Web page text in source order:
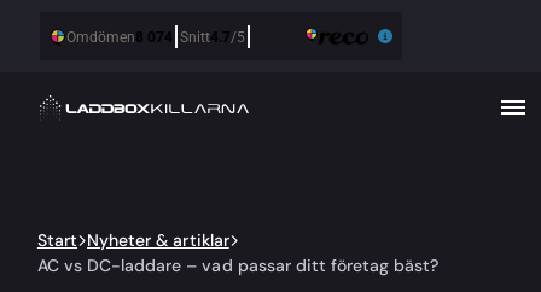
Start Nyheter & artiklar
AC vs DC-laddare – vad passar ditt företag bäst?